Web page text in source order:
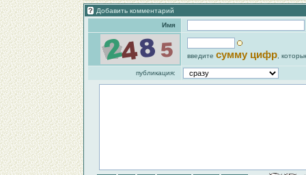
Добавить комментарий
Имя
введите сумму цифр ,
публикация: